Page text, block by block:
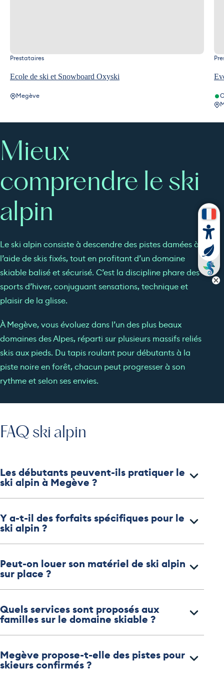
Ecole de ski et Snowboard Oxyski
Prestataires
Megève
Mieux
comprendre le ski
alpin
Le ski alpin consiste à descendre des pistes damées à
l’aide de skis fixés, tout en profitant d’un domaine
skiable balisé et sécurisé. C’est la discipline phare des
sports d’hiver, conjuguant sensations, technique et
plaisir de la glisse.
À Megève, vous évoluez dans l’un des plus beaux
domaines des Alpes, réparti sur plusieurs massifs reliés
skis aux pieds. Du tapis roulant pour débutants à la
piste noire en forêt, chacun peut progresser à son
rythme et selon ses envies.
FAQ ski alpin
Les débutants peuvent-ils pratiquer le
ski alpin à Megève ?
Y a-t-il des forfaits spécifiques pour le
ski alpin ?
Peut-on louer son matériel de ski alpin
sur place ?
Quels services sont proposés aux
familles sur le domaine skiable ?
Megève propose-t-elle des pistes pour
skieurs confirmés ?